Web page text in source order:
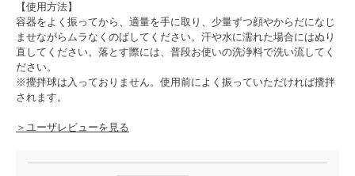
【使用方法】
容器をよく振ってから、適量を手に取り、少量ずつ顔やからだになじ
ませながらムラなくのばしてください。汗や水に濡れた場合にはぬり
直してください。落とす際には、普段お使いの洗浄料で洗い流してく
ださい。
※攪拌球は入っておりません。使用前によく振っていただければ攪拌
されます。
＞ユーザレビューを見る